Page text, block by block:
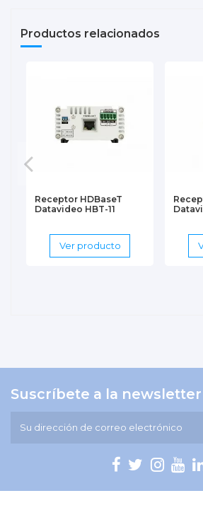
Productos relacionados
Receptor HDBaseT
Datavideo HBT-11
Ver producto
Suscríbete a la newsletter